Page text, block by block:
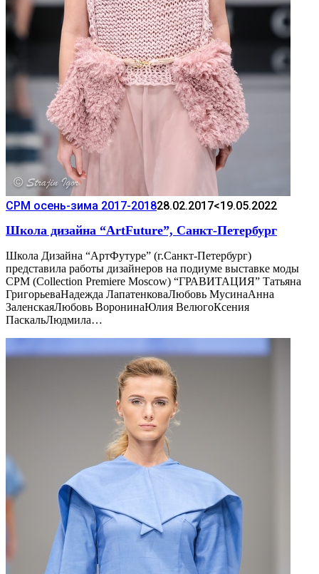
CPM осень-зима 2017-201828.02.2017<19.05.2022
Школа дизайна “ArtFuture”, Санкт-Петербург
Школа Дизайна “АртФутуре” (г.Санкт-Петербург)
представила работы дизайнеров на подиуме выставке моды
CPM (Collection Premiere Moscow)‎ “ГРАВИТАЦИЯ” Татьяна
ГригорьеваНадежда ЛапатенковаЛюбовь МусинаАнна
ЗаленскаяЛюбовь ВоронинаЮлия ВелюгоКсения
ПаскальЛюдмила…